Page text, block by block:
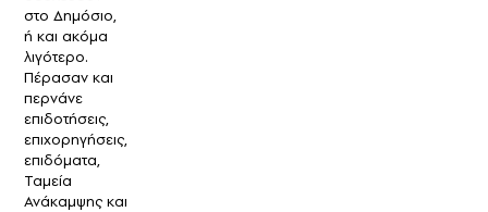
στο Δημόσιο,
ή και ακόμα
λιγότερο.
Πέρασαν και
περνάνε
επιδοτήσεις,
επιχορηγήσεις,
επιδόματα,
Ταμεία
Ανάκαμψης και